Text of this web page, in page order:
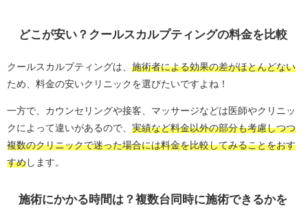
どこが安い？クールスカルプティングの料金を比較
クールスカルプティングは、 施術者による効果の差がほとんどない
ため、料金の安いクリニックを選びたいですよね！
一方で、カウンセリングや接客、マッサージなどは医師やクリニッ
クによって違いがあるので、 実績など料金以外の部分も考慮しつつ
複数のクリニックで迷った場合には料金を比較してみることをおす
すめします。
施術にかかる時間は？複数台同時に施術できるかを